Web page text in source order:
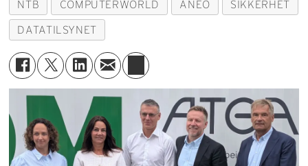
NTB COMPUTERWORLD ANEO SIKKERHET
DATATILSYNET